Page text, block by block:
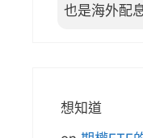
也是海外配
想知道